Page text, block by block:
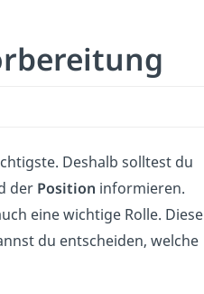
Deshalb solltest du
der Position informieren.
eine wichtige Rolle. Diese
du entscheiden, welche